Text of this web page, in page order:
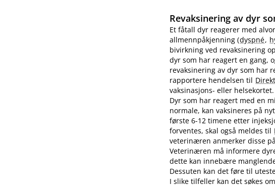
Revaksinering av dyr
Et fåtall dyr reagerer med
allmennpåkjenning (dyspné,
bivirkning ved revaksinering
dyr som har reagert en gang,
revaksinering av dyr som har
rapportere hendelsen til
vaksinasjons- eller helsekortet.
Dyr som har reagert med en
normale, kan vaksineres på
første 6-12 timene etter
forventes, skal også meldes til
veterinæren anmerker disse
Veterinæren må informere
dette kan innebære
Dessuten kan det føre til
I slike tilfeller kan det søkes